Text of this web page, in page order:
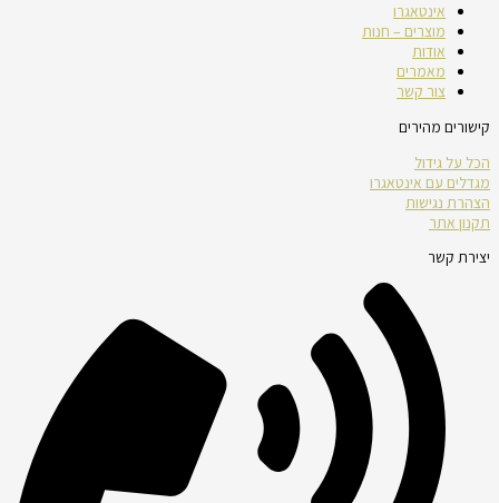
אינטאגרו
מוצרים – חנות
אודות
מאמרים
צור קשר
קישורים מהירים
הכל על גידול
מגדלים עם אינטאגרו
הצהרת נגישות
תקנון אתר
יצירת קשר